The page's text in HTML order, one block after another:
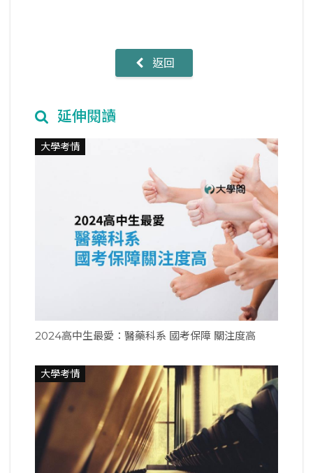
返回
延伸閱讀
大學考情
2024高中生最愛：醫藥科系 國考保障 關注度高
大學考情